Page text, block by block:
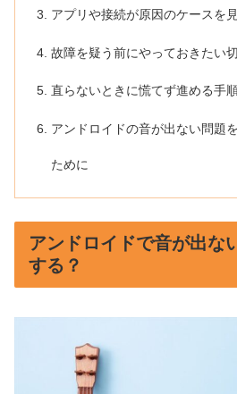
アプリや接続が原因のケースを
故障を疑う前にやっておきたい
直らないときに慌てず進める手
アンドロイドの音が出ない問題
ために
アンドロイドで音が出な
する？